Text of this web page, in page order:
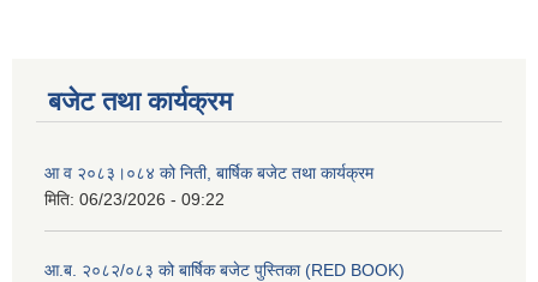
बजेट तथा कार्यक्रम
आ व २०८३।०८४ को निती, बार्षिक बजेट तथा कार्यक्रम
मिति: 06/23/2026 - 09:22
आ.ब. २०८२/०८३ को बार्षिक बजेट पुस्तिका (RED BOOK)